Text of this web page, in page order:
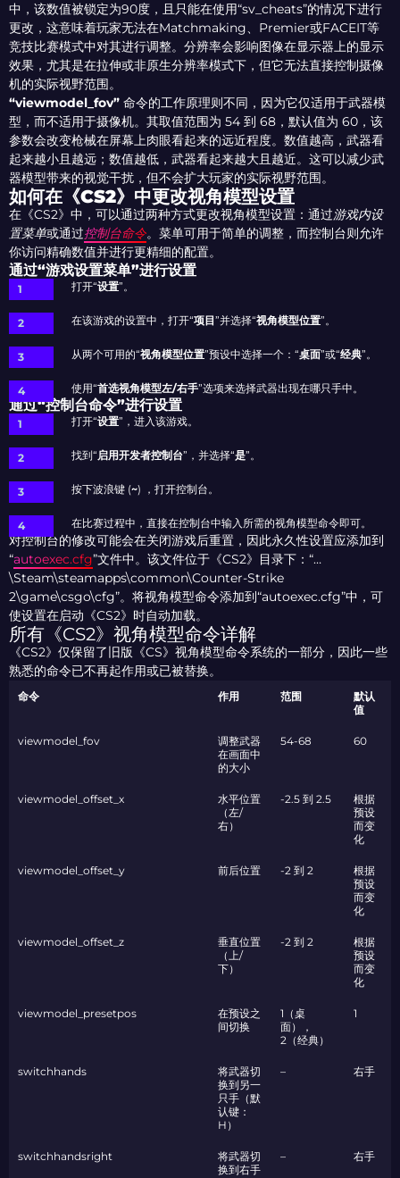
中，该数值被锁定为90度，且只能在使用“sv_cheats”的情况下进行
更改，这意味着玩家无法在Matchmaking、Premier或FACEIT等
竞技比赛模式中对其进行调整。分辨率会影响图像在显示器上的显示
效果，尤其是在拉伸或非原生分辨率模式下，但它无法直接控制摄像
机的实际视野范围。
“viewmodel_fov” 命令的工作原理则不同，因为它仅适用于武器模
型，而不适用于摄像机。其取值范围为 54 到 68，默认值为 60，该
参数会改变枪械在屏幕上肉眼看起来的远近程度。数值越高，武器看
起来越小且越远；数值越低，武器看起来越大且越近。这可以减少武
器模型带来的视觉干扰，但不会扩大玩家的实际视野范围。
如何在《CS2》中更改视角模型设置
在《CS2》中，可以通过两种方式更改视角模型设置：通过游戏内设
置菜单或通过控制台命令。菜单可用于简单的调整，而控制台则允许
你访问精确数值并进行更精细的配置。
通过“游戏设置菜单”进行设置
打开“设置”。
在该游戏的设置中，打开“项目”并选择“视角模型位置”。
从两个可用的“视角模型位置”预设中选择一个：“桌面”或“经典”。
使用“首选视角模型左/右手”选项来选择武器出现在哪只手中。
通过“控制台命令”进行设置
打开“设置”，进入该游戏。
找到“启用开发者控制台”，并选择“是”。
按下波浪键 (~) ，打开控制台。
在比赛过程中，直接在控制台中输入所需的视角模型命令即可。
对控制台的修改可能会在关闭游戏后重置，因此永久性设置应添加到
“autoexec.cfg”文件中。该文件位于《CS2》目录下：“…
\Steam\steamapps\common\Counter-Strike
2\game\csgo\cfg”。将视角模型命令添加到“autoexec.cfg”中，可
使设置在启动《CS2》时自动加载。
所有《CS2》视角模型命令详解
《CS2》仅保留了旧版《CS》视角模型命令系统的一部分，因此一些
熟悉的命令已不再起作用或已被替换。
命令 作用 范围
默认
值
viewmodel_fov
调整武器
在画面中
的大小
54-68 60
viewmodel_offset_x
水平位置
（左/
右）
-2.5 到 2.5
根据
预设
而变
化
viewmodel_offset_y 前后位置 -2 到 2
根据
预设
而变
化
viewmodel_offset_z
垂直位置
（上/
下）
-2 到 2
根据
预设
而变
化
viewmodel_presetpos
在预设之
间切换
1（桌
面），
2（经典）
1
switchhands
将武器切
换到另一
只手（默
认键：
H）
– 右手
switchhandsright
将武器切
换到右手
– 右手